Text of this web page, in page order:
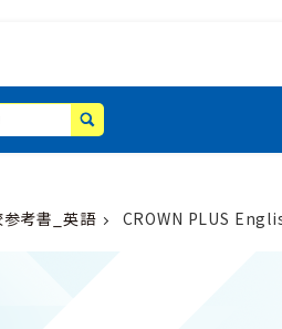
参考書_英語 CROWN PLUS